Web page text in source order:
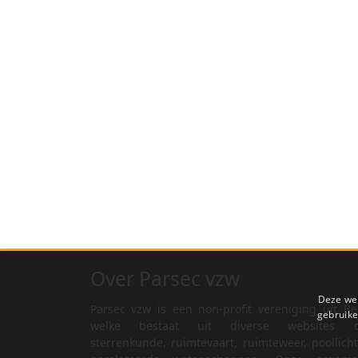
Parsec vzw is een non-profit vereniging uit
welke bestaat uit diverse websites
Deze